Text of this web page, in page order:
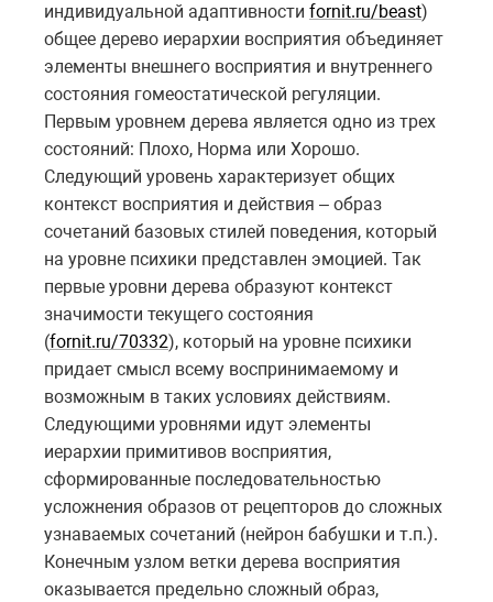
индивидуальной адаптивности fornit.ru/beast)
общее дерево иерархии восприятия объединяет
элементы внешнего восприятия и внутреннего
состояния гомеостатической регуляции.
Первым уровнем дерева является одно из трех
состояний: Плохо, Норма или Хорошо.
Следующий уровень характеризует общих
контекст восприятия и действия – образ
сочетаний базовых стилей поведения, который
на уровне психики представлен эмоцией. Так
первые уровни дерева образуют контекст
значимости текущего состояния
(fornit.ru/70332), который на уровне психики
придает смысл всему воспринимаемому и
возможным в таких условиях действиям.
Следующими уровнями идут элементы
иерархии примитивов восприятия,
сформированные последовательностью
усложнения образов от рецепторов до сложных
узнаваемых сочетаний (нейрон бабушки и т.п.).
Конечным узлом ветки дерева восприятия
оказывается предельно сложный образ,